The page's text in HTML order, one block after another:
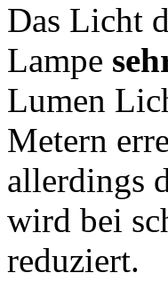
Das Licht
Lampe
Lumen
Metern
allerdings
wird bei
reduziert.